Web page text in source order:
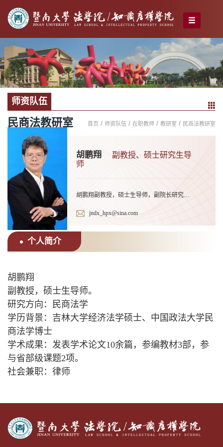
师资队伍
民商法教研室 首页 / 师资队伍 / 在职教师 / 教研室 / 民商法教研室
胡鹏翔
副教授、硕士研究生导
师
胡鹏翔副教授，硕士生导师，副院长研究方向：民商法学学历背景：吉林大学经济法学硕士、中国政法大学
jndx_hpx@sina.com
个人简介
胡鹏翔
副教授，硕士生导师。
研究方向：民商法学
学历背景：吉林大学经济法学硕士、中国政法大学民
商法学博士
学术成果：发表学术论文10余篇，参编教材3部，参
与省部级课题2项。
社会兼职：律师